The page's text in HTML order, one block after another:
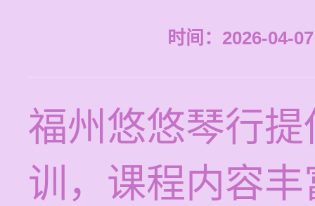
时间：2026-04-
福州悠悠琴行
训，课程内容